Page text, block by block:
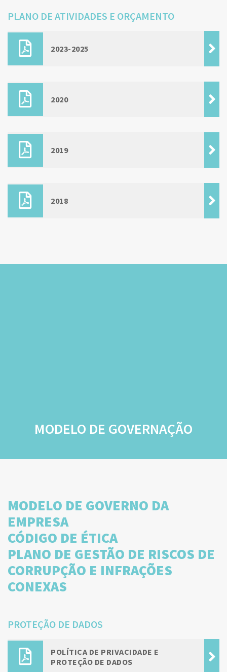
PLANO DE ATIVIDADES E ORÇAMENTO
2023-2025
2020
2019
2018
MODELO DE GOVERNAÇÃO
MODELO DE GOVERNO DA
EMPRESA
CÓDIGO DE ÉTICA
PLANO DE GESTÃO DE RISCOS DE
CORRUPÇÃO E INFRAÇÕES
CONEXAS
PROTEÇÃO DE DADOS
POLÍTICA DE PRIVACIDADE E
PROTEÇÃO DE DADOS